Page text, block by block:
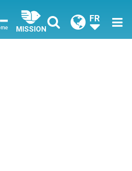
MISSION
FR